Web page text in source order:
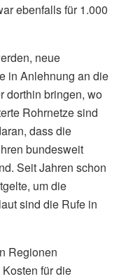
ebenfalls für 1.000
neue
in Anlehnung an die
dorthin bringen, wo
Rohrnetze sind
dass die
bundesweit
Seit Jahren schon
um die
sind die Rufe in
Regionen
für die